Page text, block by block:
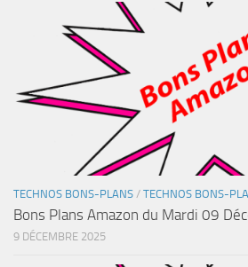
TECHNOS BONS-PLANS / TECHNOS BONS-
Bons Plans Amazon du Mardi 09
9 DÉCEMBRE 2025